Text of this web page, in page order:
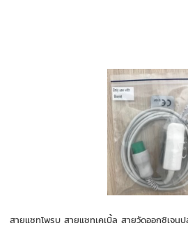
สายแซทโพรบ สายแซทเคเบิ้ล สายวัดออกซิเจนป